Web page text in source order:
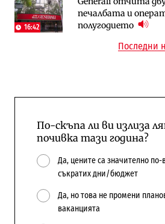
16:42
печалбата и
полугодието
медии обмислят
напълно от Google
космически и
Доброславци
Последни
По-скъпа ли ви излиза
почивка тази година?
Да, цените са значително по-
съкратих дни/бюджет
Да, но това не промени
ваканцията